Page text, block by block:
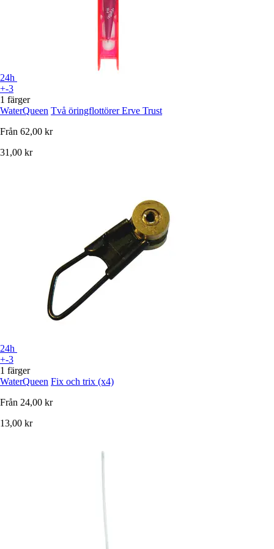
24h
+-3
1 färger
WaterQueen Två öringflottörer Erve Trust
Från 62,00 kr
31,00 kr
24h
+-3
1 färger
WaterQueen Fix och trix (x4)
Från 24,00 kr
13,00 kr